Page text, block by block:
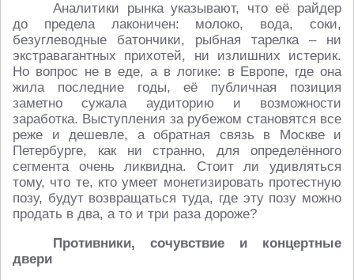
Аналитики рынка указывают, что её райдер
до предела лаконичен: молоко, вода, соки,
безуглеводные батончики, рыбная тарелка – ни
экстравагантных прихотей, ни излишних истерик.
Но вопрос не в еде, а в логике: в Европе, где она
жила последние годы, её публичная позиция
заметно сужала аудиторию и возможности
заработка. Выступления за рубежом становятся все
реже и дешевле, а обратная связь в Москве и
Петербурге, как ни странно, для определённого
сегмента очень ликвидна. Стоит ли удивляться
тому, что те, кто умеет монетизировать протестную
позу, будут возвращаться туда, где эту позу можно
продать в два, а то и три раза дороже?
Противники, сочувствие и концертные
двери